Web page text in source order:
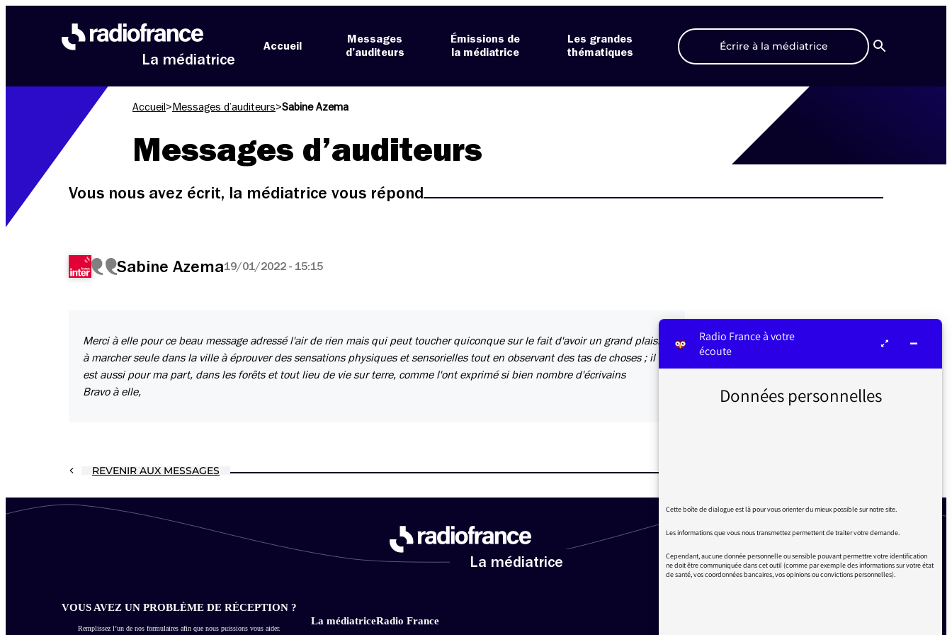
La médiatrice
Accueil
Messages
d’auditeurs
Émissions de
la médiatrice
Les grandes
thématiques
Écrire à la médiatrice
Recherche
Accueil > Messages d’auditeurs>Sabine Azema
Messages d’auditeurs
Vous nous avez écrit, la médiatrice vous répond
Sabine Azema19/01/2022 - 15:15
Merci à elle pour ce beau message adressé l'air de rien mais qui peut toucher quiconque sur le fait d'avoir un grand plaisir
à marcher seule dans la ville à éprouver des sensations physiques et sensorielles tout en observant des tas de choses ; il en
est aussi pour ma part, dans les forêts et tout lieu de vie sur terre, comme l'ont exprimé si bien nombre d'écrivains
Bravo à elle,
REVENIR AUX MESSAGES
La médiatrice
VOUS AVEZ UN PROBLÈME DE RÉCEPTION ?
Remplissez l’un de nos formulaires afin que nous puissions vous aider.
La médiatriceRadio France
Radio France à votre
écoute
Données personnelles
Cette boîte de dialogue est là pour vous orienter du mieux possible sur notre site.
Les informations que vous nous transmettez permettent de traiter votre demande.
Cependant, aucune donnée personnelle ou sensible pouvant permettre votre identification
ne doit être communiquée dans cet outil (comme par exemple des informations sur votre état
de santé, vos coordonnées bancaires, vos opinions ou convictions personnelles).